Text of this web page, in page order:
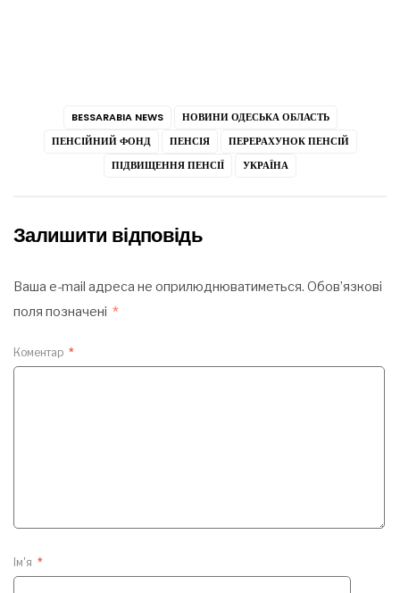
BESSARABIA NEWS
НОВИНИ ОДЕСЬКА ОБЛАСТЬ
ПЕНСІЙНИЙ ФОНД
ПЕНСІЯ
ПЕРЕРАХУНОК ПЕНСІЙ
ПІДВИЩЕННЯ ПЕНСІЇ
УКРАЇНА
Залишити відповідь
Ваша e-mail адреса не оприлюднюватиметься. Обов’язкові
поля позначені *
Коментар *
Ім'я *